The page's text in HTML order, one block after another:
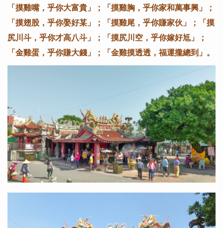
「摸雞嘴，乎你大富貴」；「摸雞胸，乎你家和萬事興」；
「摸翅股，乎你娶好某」；「摸雞尾，乎你賺家伙」；「摸
尻川斗，乎你才高八斗」；「摸尻川空，乎你嫁好尪」；
「金雞蛋，乎你賺大錢」；「金雞摸透透，福運攏總到」。